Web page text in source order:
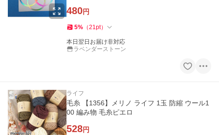
480円
5% （21pt）
本日翌日お届け非対応
ラベンダーストーン
ライフ
毛糸 【1356】メリノ ライフ 1玉 防縮 ウール1
00 編み物 毛糸ピエロ
528円